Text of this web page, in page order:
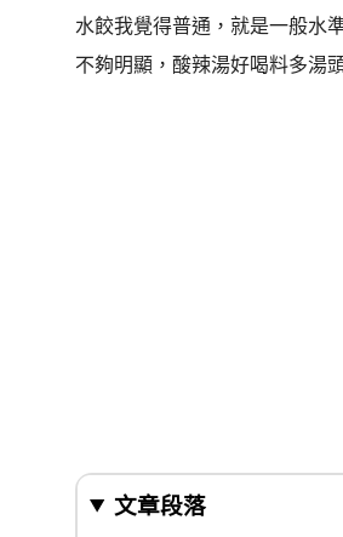
水餃我覺得普通，就是一般水
不夠明顯，酸辣湯好喝料多湯
文章段落